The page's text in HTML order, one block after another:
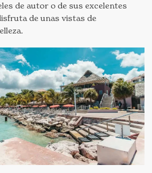
de autor o de sus excelentes
de unas vistas de